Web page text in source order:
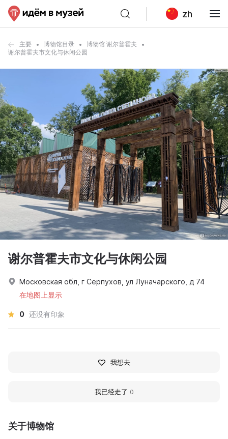
zh
主要 博物馆目录
博物馆 谢尔普霍夫
谢尔普霍夫市文化与休闲公园
关于博物馆
谢尔普霍夫市文化与休闲公园
Московская обл, г Серпухов, ул Луначарского, д 74
在地图上显示
0 还没有印象
我想去
我已经走了 0